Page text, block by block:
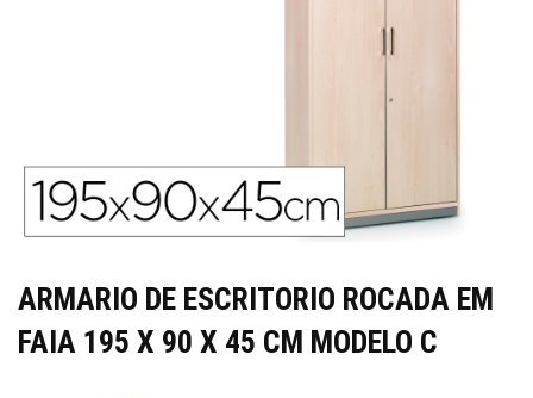
ARMARIO DE ESCRITORIO ROCADA EM
FAIA 195 X 90 X 45 CM MODELO C